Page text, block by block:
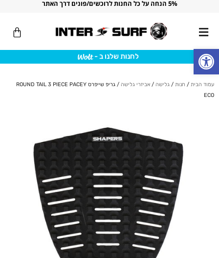
פתח סרגל נגישות
5% הנחה על כל החנות לרוכשים/פונים דרך האתר
לחנות שלנו ב -
עמוד הבית / חנות / גלישה / אביזרי גלישה
/ גריפ שייפרס ROUND TAIL 3 PIECE PACEY
ECO